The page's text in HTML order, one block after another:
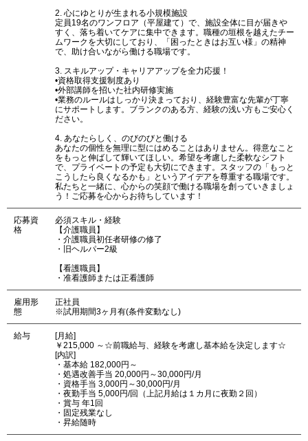
2. 心にゆとりが生まれる小規模施設
定員19名のワンフロア（平屋建て）で、施設全体に目が届きや
すく、落ち着いてケアに集中できます。職種の垣根を越えたチー
ムワークを大切にしており、「困ったときはお互い様」の精神
で、助け合いながら働ける職場です。
3. スキルアップ・キャリアアップを全力応援！
•資格取得支援制度あり
•外部講師を招いた社内研修実施
•業務のルールはしっかり決まっており、経験豊富な先輩が丁寧
にサポートします。ブランクのある方、経験の浅い方もご安心く
ださい。
4. あなたらしく、のびのびと働ける
あなたの個性を無理に型にはめることはありません。得意なこと
をもっと伸ばして輝いてほしい。希望を考慮した柔軟なシフト
で、プライベートの予定も大切にできます。スタッフの「もっと
こうしたら良くなるかも」というアイデアを尊重する職場です。
私たちと一緒に、心からの笑顔で働ける職場を創っていきましょ
う！ご応募を心からお待ちしています！
応募資
格
必須スキル・経験
【介護職員】
・介護職員初任者研修の修了
・旧ヘルパー2級
【看護職員】
・准看護師または正看護師
雇用形
態
正社員
※試用期間3ヶ月有(条件変動なし)
給与
[月給]
￥215,000 ～☆前職給与、経験を考慮し基本給を決定します☆
[内訳]
・基本給 182,000円～
・処遇改善手当 20,000円～30,000円/月
・資格手当 3,000円～30,000円/月
・夜勤手当 5,000円/回（上記月給は１カ月に夜勤２回）
・賞与 年1回
・固定残業なし
・昇給随時